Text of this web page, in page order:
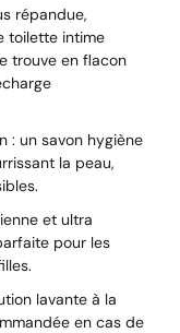
répandue,
toilette intime
trouve en flacon
: un savon hygiène
la peau,
et ultra
pour les
lavante à la
en cas de